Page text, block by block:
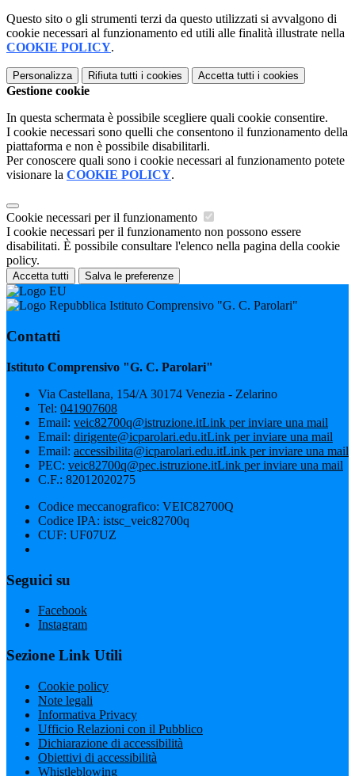
Questo sito o gli strumenti terzi da questo utilizzati si avvalgono di
cookie necessari al funzionamento ed utili alle finalità illustrate nella
COOKIE POLICY.
Personalizza Rifiuta tutti i cookies Accetta tutti i cookies
Gestione cookie
In questa schermata è possibile scegliere quali cookie consentire.
I cookie necessari sono quelli che consentono il funzionamento della
piattaforma e non è possibile disabilitarli.
Per conoscere quali sono i cookie necessari al funzionamento potete
visionare la COOKIE POLICY.
Cookie necessari per il funzionamento
I cookie necessari per il funzionamento non possono essere
disabilitati. È possibile consultare l'elenco nella pagina della cookie
policy.
Accetta tutti Salva le preferenze
Istituto Comprensivo "G. C. Parolari"
Contatti
Istituto Comprensivo "G. C. Parolari"
Via Castellana, 154/A 30174 Venezia - Zelarino
Tel: 041907608
Email: veic82700q@istruzione.itLink per inviare una mail
Email: dirigente@icparolari.edu.itLink per inviare una mail
Email: accessibilita@icparolari.edu.itLink per inviare una mail
PEC: veic82700q@pec.istruzione.itLink per inviare una mail
C.F.: 82012020275
Codice meccanografico: VEIC82700Q
Codice IPA: istsc_veic82700q
CUF: UF07UZ
Seguici su
Facebook
Instagram
Sezione Link Utili
Cookie policy
Note legali
Informativa Privacy
Ufficio Relazioni con il Pubblico
Dichiarazione di accessibilità
Obiettivi di accessibilità
Whistleblowing